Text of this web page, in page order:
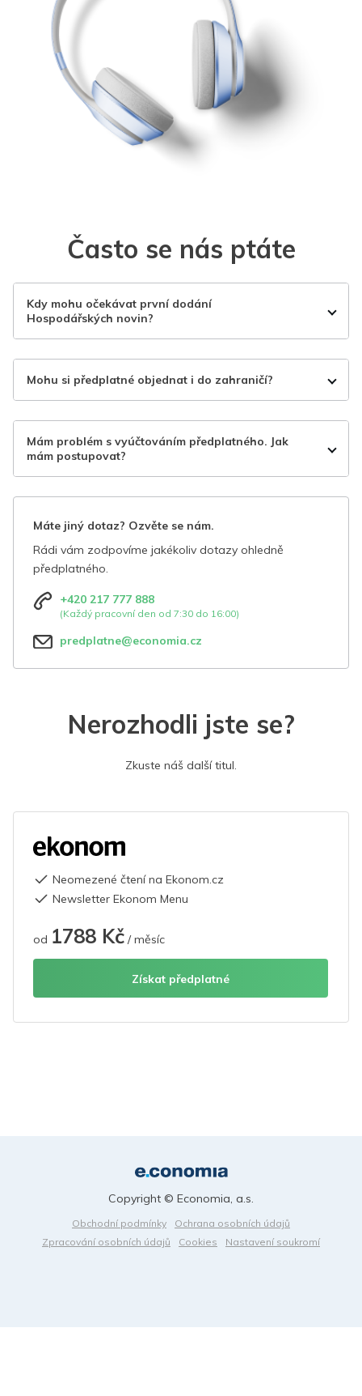
Často se nás ptáte
Kdy mohu očekávat první dodání
Hospodářských novin?
Mohu si předplatné objednat i do zahraničí?
Mám problém s vyúčtováním předplatného. Jak
mám postupovat?
Máte jiný dotaz? Ozvěte se nám.
Rádi vám zodpovíme jakékoliv dotazy ohledně
předplatného.
+420 217 777 888
(Každý pracovní den od 7:30 do 16:00)
predplatne@economia.cz
Nerozhodli jste se?
Zkuste náš další titul.
Neomezené čtení na Ekonom.cz
Newsletter Ekonom Menu
od 1788 Kč / měsíc
Získat předplatné
Obchodní podmínky
Ochrana osobních údajů
Zpracování osobních údajů
Cookies Nastavení soukromí
Copyright © Economia, a.s.